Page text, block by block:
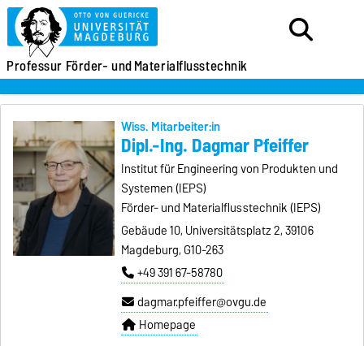
Professur Förder- undMaterialflusstechnik
Wiss. Mitarbeiter:in
Dipl.-Ing. Dagmar Pfeiffer
Institut für Engineering von Produkten und
Systemen (IEPS)
Förder- und Materialflusstechnik (IEPS)
Gebäude 10, Universitätsplatz 2, 39106
Magdeburg, G10-263
+49 391 67-58780
dagmar.pfeiffer@ovgu.de
Homepage